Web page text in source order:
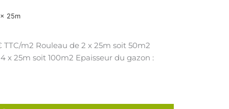
25m
2 x 25m soit 50m2
100m2 Epaisseur du gazon :